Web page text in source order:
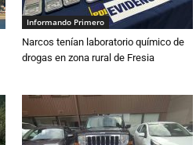
Informando Primero
Narcos tenían laboratorio químico de
drogas en zona rural de Fresia